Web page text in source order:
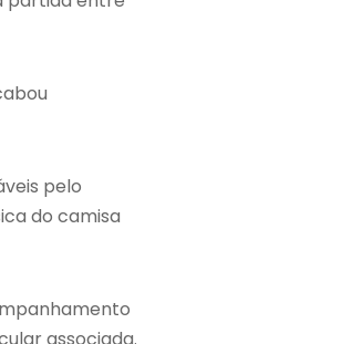
pelo
do camisa